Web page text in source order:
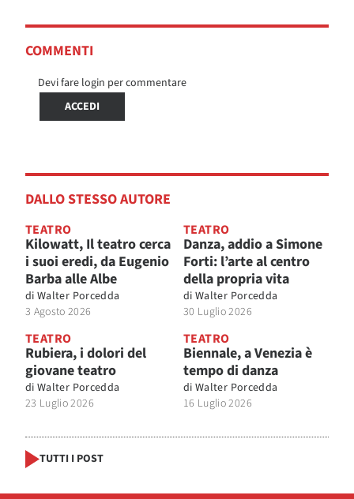
COMMENTI
Devi fare login per commentare
ACCEDI
DALLO STESSO AUTORE
TEATRO
Kilowatt, Il teatro cerca
i suoi eredi, da Eugenio
Barba alle Albe
di Walter Porcedda
3 Agosto 2026
TEATRO
Danza, addio a Simone
Forti: l’arte al centro
della propria vita
di Walter Porcedda
30 Luglio 2026
TEATRO
Rubiera, i dolori del
giovane teatro
di Walter Porcedda
23 Luglio 2026
TEATRO
Biennale, a Venezia è
tempo di danza
di Walter Porcedda
16 Luglio 2026
TUTTI I POST